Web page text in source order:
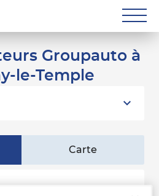
Groupauto à
le-Temple
Carte